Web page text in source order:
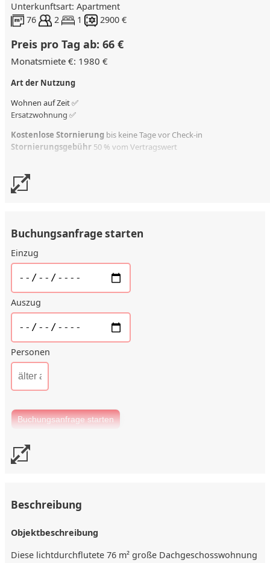
Unterkunftsart: Apartment
76
2 1 2900 €
Preis pro Tag ab: 66 €
Monatsmiete €: 1980 €
Art der Nutzung
Wohnen auf Zeit ✅
Ersatzwohnung ✅
Kostenlose Stornierung bis keine Tage vor Check-in
Stornierungsgebühr 50 % vom Vertragswert
Buchungsanfrage starten
Einzug
Auszug
Personen
Beschreibung
Objektbeschreibung
Diese lichtdurchflutete 76 m² große Dachgeschosswohnung